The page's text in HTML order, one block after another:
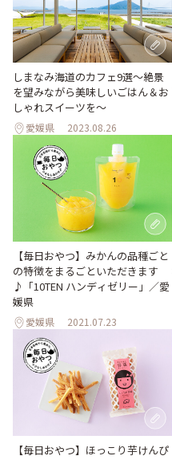
しまなみ海道のカフェ9選〜絶景
を望みながら美味しいごはん＆お
しゃれスイーツを〜
愛媛県 2023.08.26
【毎日おやつ】みかんの品種ごと
の特徴をまるごといただきます
♪「10TEN ハンディゼリー」／愛
媛県
愛媛県 2021.07.23
【毎日おやつ】ほっこり芋けんぴ